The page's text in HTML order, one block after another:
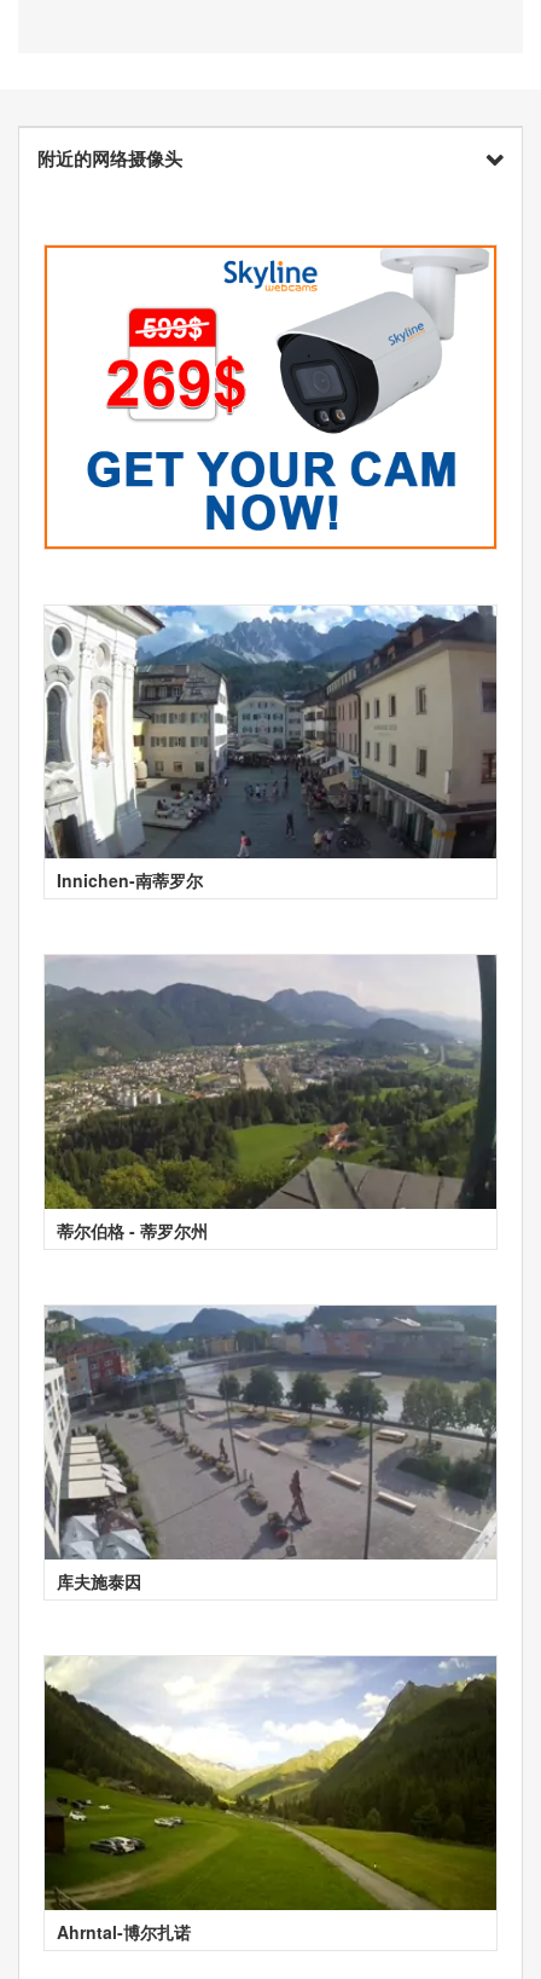
附近的网络摄像头
Innichen-南蒂罗尔
蒂尔伯格 - 蒂罗尔州
库夫施泰因
Ahrntal-博尔扎诺